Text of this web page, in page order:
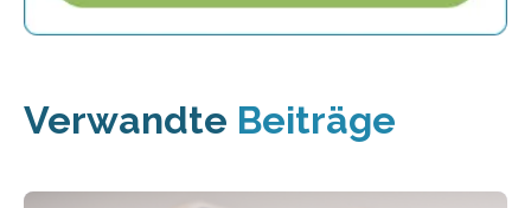
Verwandte Beiträge